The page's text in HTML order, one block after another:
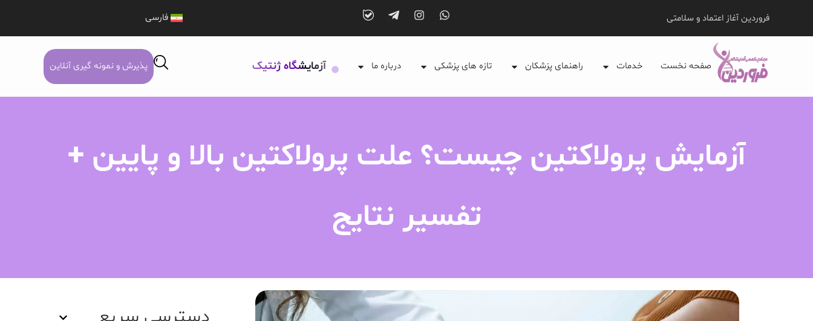
فروردین آغاز اعتماد و سلامتی فارسی
صفحه نخست خدمات راهنمای پزشکان تازه های پزشکی درباره ما آزمایشگاه ژنتیک پذیرش و نمونه گیری آنلاین
آزمایش پرولاکتین چیست؟ علت پرولاکتین بالا و پایین +
تفسیر نتایج